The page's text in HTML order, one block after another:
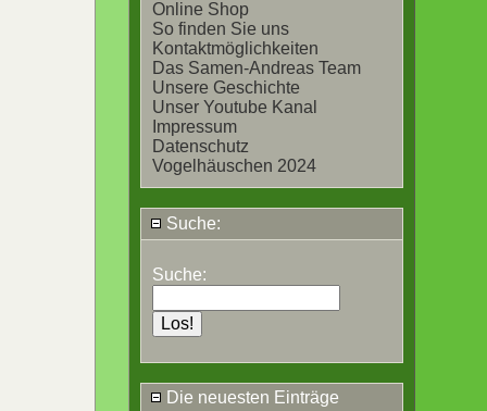
Online Shop
So finden Sie uns
Kontaktmöglichkeiten
Das Samen-Andreas Team
Unsere Geschichte
Unser Youtube Kanal
Impressum
Datenschutz
Vogelhäuschen 2024
Suche:
Suche:
Die neuesten Einträge